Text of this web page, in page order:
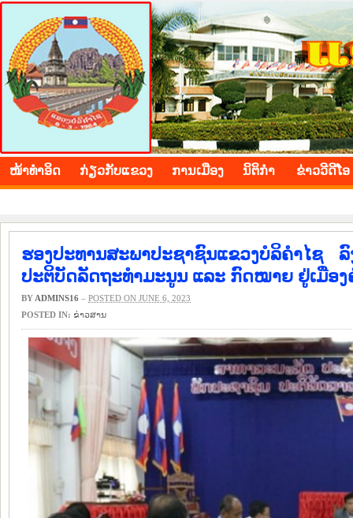
BOLIKHAMXAY PROVINCE
ໜ້າ​ທຳ​ອິດ ​ກ່ຽວ​ກັບ​ແຂວງ ​ການ​ເມືອງ ນິ​ຕິ​ກຳ ຂ່າວ​ວີ​ດີ​ໂອ
ຮອງປະທານສະພາປະຊາຊົນແຂວງບໍລິຄໍາໄ
ປະຕິບັດລັດຖະທໍາມະນູນ ແລະ ກົດໝາຍ ຢູ່ເມືອງ
BY ADMINS16 – POSTED ON JUNE 6, 2023
POSTED IN: ​ຂ່າວ​ສານ